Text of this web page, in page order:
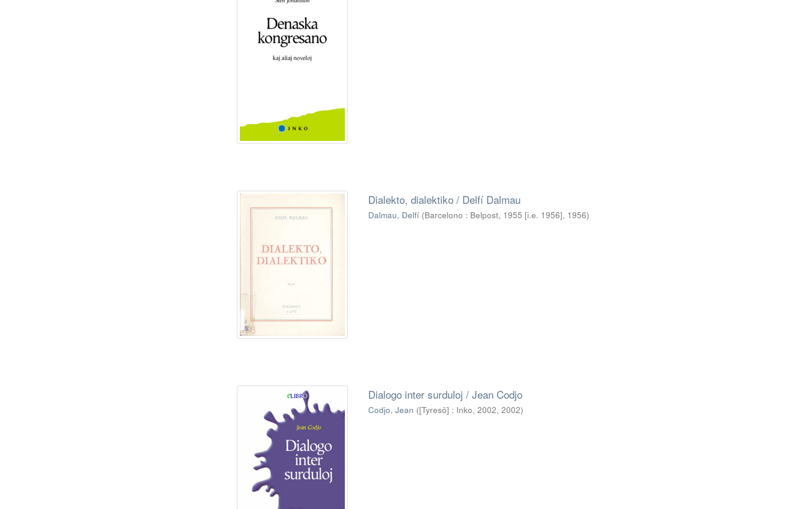
Dialekto, dialektiko / Delfí Dalmau
Dalmau, Delfí (Barcelono : Belpost, 1955 [i.e. 1956], 1956)
Dialogo inter surduloj / Jean Codjo
Codjo, Jean ([Tyresö] : Inko, 2002, 2002)